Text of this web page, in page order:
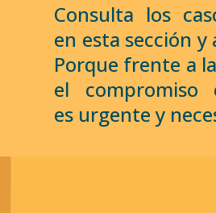
Consulta los
en esta sección y
Porque frente a
el compromiso
es urgente y